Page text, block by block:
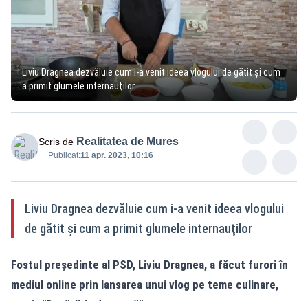
Liviu Dragnea dezvăluie cum i-a venit ideea vlogului de gătit şi cum
a primit glumele internauţilor
Scris de Realitatea de Mures
Publicat:11 apr. 2023, 10:16
Liviu Dragnea dezvăluie cum i-a venit ideea vlogului
de gătit şi cum a primit glumele internauţilor
Fostul preşedinte al PSD, Liviu Dragnea, a făcut furori în
mediul online prin lansarea unui vlog pe teme culinare,